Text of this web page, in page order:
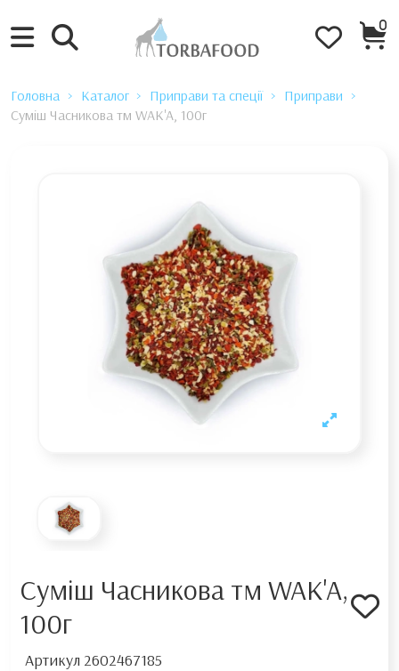
0
Головна Каталог Приправи та спеції
Приправи
Суміш Часникова тм WAK'A, 100г
Суміш Часникова тм WAK'A,
100г
Артикул 2602467185